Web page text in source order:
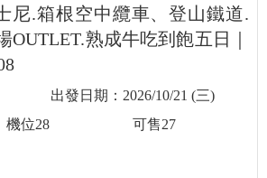
尼.箱根空中纜車、登山鐵道.
OUTLET.熟成牛吃到飽五日｜
2026/10/21 (三)
機位28 可售27